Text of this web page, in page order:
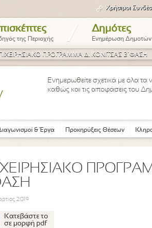
Χρήσιμοι
της Περιοχής / Δημότες
Ενημέρωση Δημοτών
ΠΡΟΓΡΑΜΜΑ Δ. ΚΟΝΙΤΣΑΣ Β΄ΦΑΣΗ
Ενημερωθείτε σχετικά με όλα τα
καθώς και τις αποφάσεις του
& Έργα Προκηρύξεις Θέσεων
2019
Κατεβάστε το
σε μορφή pdf